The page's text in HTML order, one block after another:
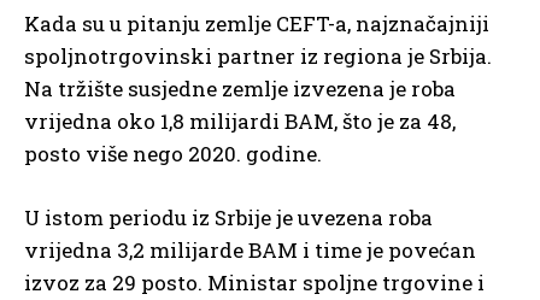
Kada su u pitanju zemlje CEFT-a, najznačajniji
spoljnotrgovinski partner iz regiona je Srbija.
Na tržište susjedne zemlje izvezena je roba
vrijedna oko 1,8 milijardi BAM, što je za 48,
posto više nego 2020. godine.
U istom periodu iz Srbije je uvezena roba
vrijedna 3,2 milijarde BAM i time je povećan
izvoz za 29 posto. Ministar spoljne trgovine i